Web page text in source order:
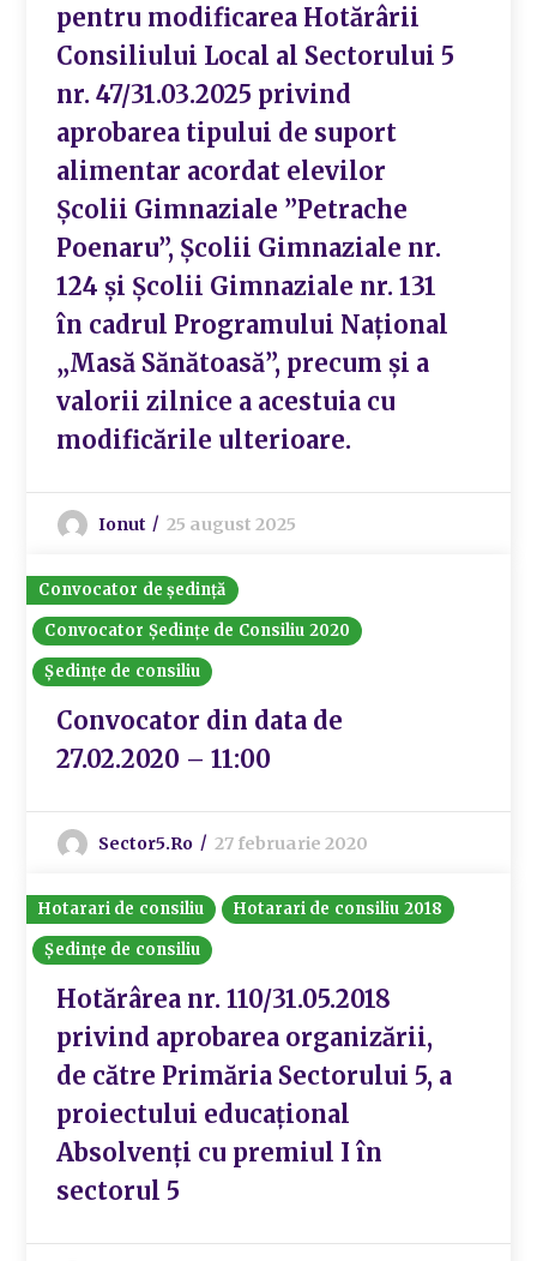
pentru modificarea Hotărârii
Consiliului Local al Sectorului 5
nr. 47/31.03.2025 privind
aprobarea tipului de suport
alimentar acordat elevilor
Școlii Gimnaziale ”Petrache
Poenaru”, Școlii Gimnaziale nr.
124 și Școlii Gimnaziale nr. 131
în cadrul Programului Național
„Masă Sănătoasă”, precum și a
valorii zilnice a acestuia cu
modificările ulterioare.
Ionut 25 august 2025
Convocator de ședință
Convocator Ședințe de Consiliu 2020
Ședințe de consiliu
Convocator din data de
27.02.2020 – 11:00
Sector5.ro 27 februarie 2020
Hotarari de consiliu
Hotarari de consiliu 2018
Ședințe de consiliu
Hotărârea nr. 110/31.05.2018
privind aprobarea organizării,
de către Primăria Sectorului 5, a
proiectului educațional
Absolvenți cu premiul I în
sectorul 5